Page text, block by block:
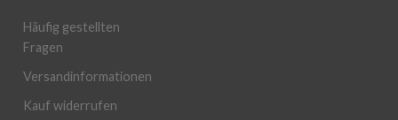
Häufig gestellten
Fragen
Versandinformationen
Kauf widerrufen